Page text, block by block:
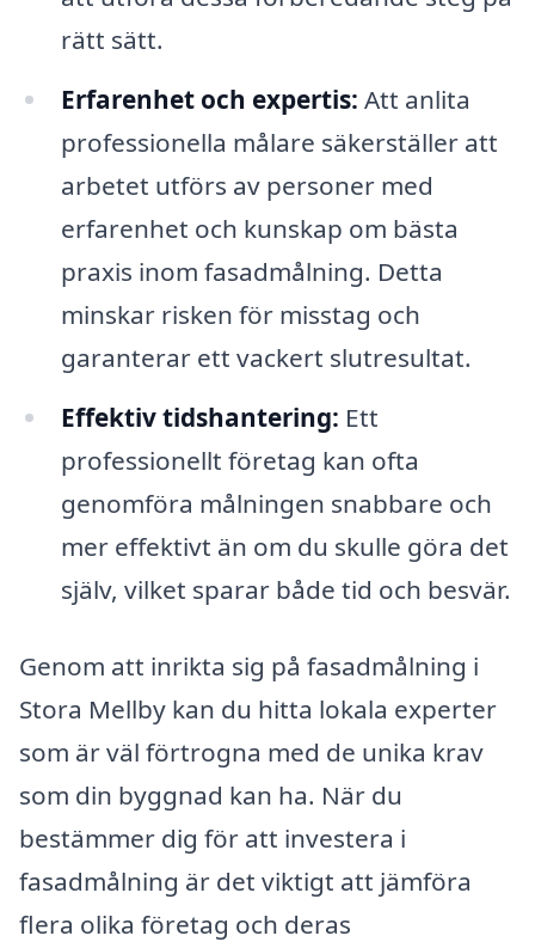
rätt sätt.
Erfarenhet och expertis: Att anlita
professionella målare säkerställer att
arbetet utförs av personer med
erfarenhet och kunskap om bästa
praxis inom fasadmålning. Detta
minskar risken för misstag och
garanterar ett vackert slutresultat.
Effektiv tidshantering: Ett
professionellt företag kan ofta
genomföra målningen snabbare och
mer effektivt än om du skulle göra det
själv, vilket sparar både tid och besvär.
Genom att inrikta sig på fasadmålning i
Stora Mellby kan du hitta lokala experter
som är väl förtrogna med de unika krav
som din byggnad kan ha. När du
bestämmer dig för att investera i
fasadmålning är det viktigt att jämföra
flera olika företag och deras